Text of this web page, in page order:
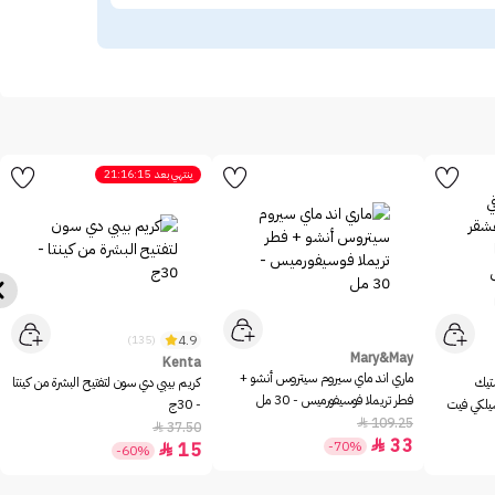
فيت
Mary&May
ماري اند ماي سيروم سيتروس أنشو +
فطر تريملا فوسيفورميس - 30 مل
109.25

33

-70%
ينتهي بعد 21:16:15
4.9
(135)
Kenta
كريم بيبي دي سون لتفتيح البشرة من كينتا
- 30ج
37.50

15

-60%